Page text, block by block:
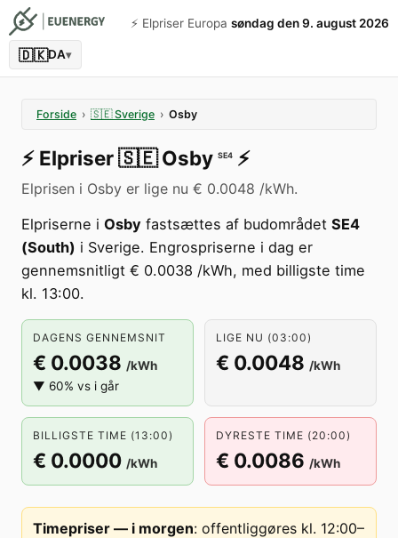
⚡️ Elpriser Europa søndag den 9. august 2026
🇩🇰DA▾
Forside › 🇸🇪 Sverige › Osby
⚡️ Elpriser🇸🇪 Osby SE4 ⚡️
Elprisen i Osby er lige nu € 0.0048 /kWh.
Elpriserne i Osby fastsættes af budområdet SE4
(South) i Sverige. Engrospriserne i dag er
gennemsnitligt € 0.0038 /kWh, med billigste time
kl. 13:00.
DAGENS GENNEMSNIT
€ 0.0038 /kWh
▼ 60% vs i går
LIGE NU (03:00)
€ 0.0048 /kWh
BILLIGSTE TIME (13:00)
€ 0.0000 /kWh
DYRESTE TIME (20:00)
€ 0.0086 /kWh
Timepriser — i morgen: offentliggøres kl. 12:00–